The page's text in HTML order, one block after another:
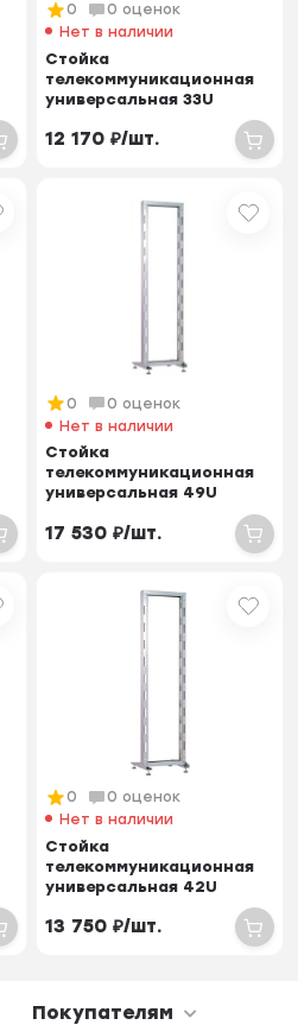
0
0 оценок
Нет в наличии
Стойка
телекоммуникационная
универсальная 33U
12 170 ₽/шт.
0
0 оценок
Нет в наличии
Стойка
телекоммуникационная
универсальная 49U
17 530 ₽/шт.
0
0 оценок
Нет в наличии
Стойка
телекоммуникационная
универсальная 42U
черный
13 750 ₽/шт.
Покупателям